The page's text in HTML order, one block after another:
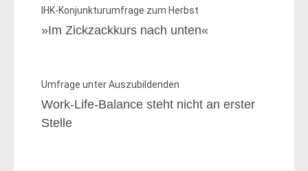
IHK-Konjunkturumfrage zum Herbst
»Im Zickzackkurs nach unten«
Umfrage unter Auszubildenden
Work-Life-Balance steht nicht an erster
Stelle